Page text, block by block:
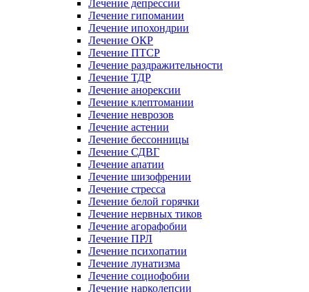
Лечение депрессии
Лечение гипомании
Лечение ипохондрии
Лечение ОКР
Лечение ПТСР
Лечение раздражительности
Лечение ТДР
Лечение анорексии
Лечение клептомании
Лечение неврозов
Лечение астении
Лечение бессонницы
Лечение СДВГ
Лечение апатии
Лечение шизофрении
Лечение стресса
Лечение белой горячки
Лечение нервных тиков
Лечение агорафобии
Лечение ПРЛ
Лечение психопатии
Лечение лунатизма
Лечение социофобии
Лечение нарколепсии